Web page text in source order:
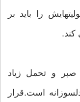
را باید بر
کند.
صبر و تحمل زیاد
است.قرار